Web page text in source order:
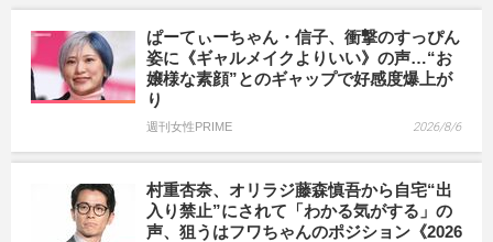
ぱーてぃーちゃん・信子、衝撃のすっぴん
姿に《ギャルメイクよりいい》の声…“お
嬢様な素顔”とのギャップで好感度爆上が
り
週刊女性PRIME 2026/8/6
村重杏奈、オリラジ藤森慎吾から自宅“出
入り禁止”にされて「わかる気がする」の
声、狙うはフワちゃんのポジション《2026